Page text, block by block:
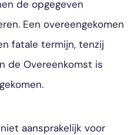
de opgegeven
Een overeengekomen
fatale termijn, tenzij
de Overeenkomst is
aansprakelijk voor